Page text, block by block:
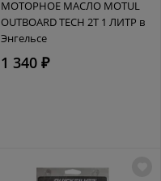
МОТОРНОЕ МАСЛО MOTUL
OUTBOARD TECH 2T 1 ЛИТР в
Энгельсе
1 340 ₽